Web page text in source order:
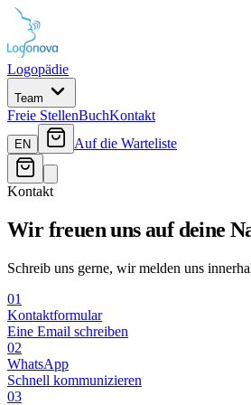
Logopädie
Team
Freie StellenBuchKontakt
EN Auf die Warteliste
Kontakt
Wir freuen uns auf deine
Schreib uns gerne, wir melden uns
01
Kontaktformular
Eine Email schreiben
02
WhatsApp
Schnell kommunizieren
03